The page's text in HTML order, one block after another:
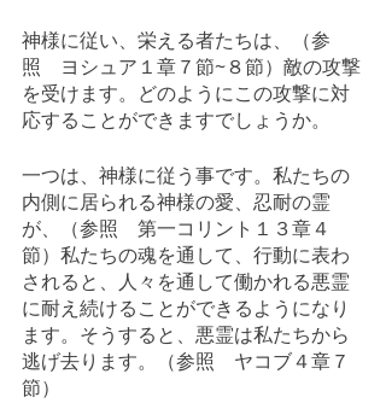
神様に従い、栄える者たちは、（参
照　ヨシュア１章７節~８節）敵の攻撃
を受けます。どのようにこの攻撃に対
応することができますでしょうか。
一つは、神様に従う事です。私たちの
内側に居られる神様の愛、忍耐の霊
が、（参照　第一コリント１３章４
節）私たちの魂を通して、行動に表わ
されると、人々を通して働かれる悪霊
に耐え続けることができるようになり
ます。そうすると、悪霊は私たちから
逃げ去ります。（参照　ヤコブ４章７
節）